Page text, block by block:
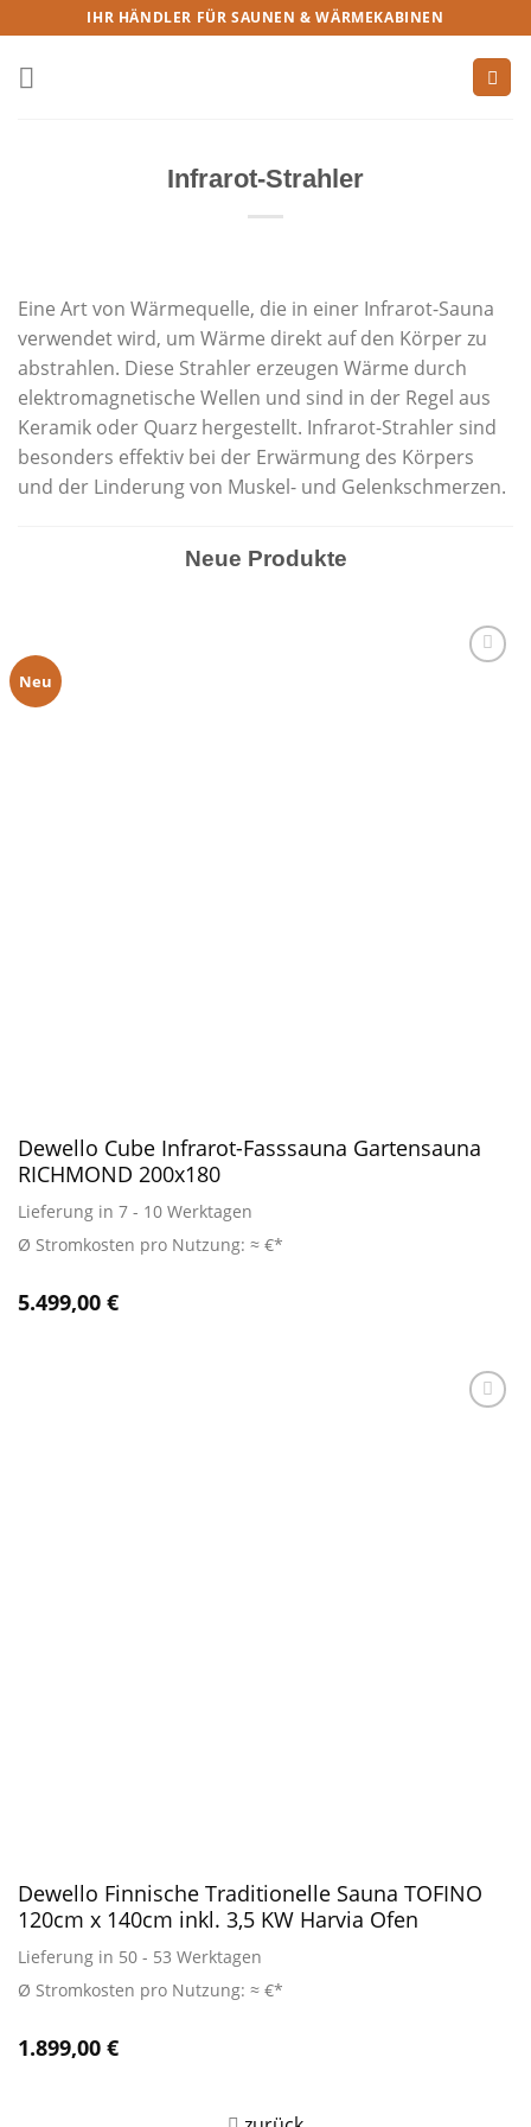
IHR HÄNDLER FÜR SAUNEN & WÄRMEKABINEN
Infrarot-Strahler
Eine Art von Wärmequelle, die in einer Infrarot-Sauna
verwendet wird, um Wärme direkt auf den Körper zu
abstrahlen. Diese Strahler erzeugen Wärme durch
elektromagnetische Wellen und sind in der Regel aus
Keramik oder Quarz hergestellt. Infrarot-Strahler sind
besonders effektiv bei der Erwärmung des Körpers
und der Linderung von Muskel- und Gelenkschmerzen.
Neue Produkte
Neu
Dewello Cube Infrarot-Fasssauna Gartensauna
RICHMOND 200x180
Lieferung in 7 - 10 Werktagen
Ø Stromkosten pro Nutzung: ≈ €*
5.499,00 €
Dewello Finnische Traditionelle Sauna TOFINO
120cm x 140cm inkl. 3,5 KW Harvia Ofen
Lieferung in 50 - 53 Werktagen
Ø Stromkosten pro Nutzung: ≈ €*
1.899,00 €